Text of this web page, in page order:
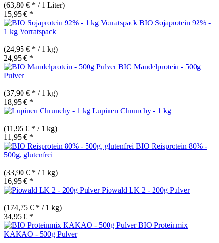
(63,80 € * / 1 Liter)
15,95 € *
BIO Sojaprotein 92% -
1 kg Vorratspack
(24,95 € * / 1 kg)
24,95 € *
BIO Mandelprotein - 500g
Pulver
(37,90 € * / 1 kg)
18,95 € *
Lupinen Chrunchy - 1 kg
(11,95 € * / 1 kg)
11,95 € *
BIO Reisprotein 80% -
500g, glutenfrei
(33,90 € * / 1 kg)
16,95 € *
Piowald LK 2 - 200g Pulver
(174,75 € * / 1 kg)
34,95 € *
BIO Proteinmix
KAKAO - 500g Pulver